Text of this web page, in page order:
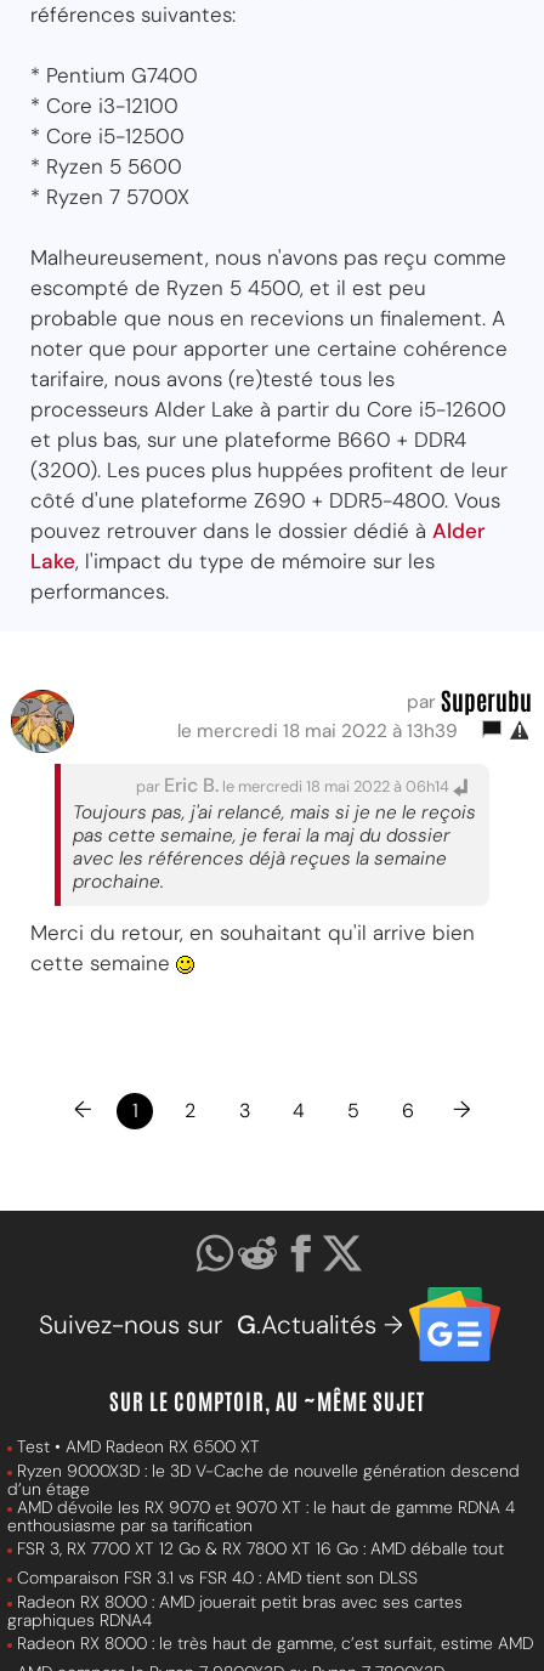
références suivantes:
* Pentium G7400
* Core i3-12100
* Core i5-12500
* Ryzen 5 5600
* Ryzen 7 5700X
Malheureusement, nous n'avons pas reçu comme
escompté de Ryzen 5 4500, et il est peu
probable que nous en recevions un finalement. A
noter que pour apporter une certaine cohérence
tarifaire, nous avons (re)testé tous les
processeurs Alder Lake à partir du Core i5-12600
et plus bas, sur une plateforme B660 + DDR4
(3200). Les puces plus huppées profitent de leur
côté d'une plateforme Z690 + DDR5-4800. Vous
pouvez retrouver dans le dossier dédié à Alder
Lake, l'impact du type de mémoire sur les
performances.
par Superubu
le mercredi 18 mai 2022 à 13h39
par Eric B. le mercredi 18 mai 2022 à 06h14
Toujours pas, j'ai relancé, mais si je ne le reçois
pas cette semaine, je ferai la maj du dossier
avec les références déjà reçues la semaine
prochaine.
Merci du retour, en souhaitant qu'il arrive bien
cette semaine
← 1 2 3 4 5 6 →
Suivez-nous sur G.Actualités →
SUR LE COMPTOIR, AU ~MÊME SUJET
Test • AMD Radeon RX 6500 XT
Ryzen 9000X3D : le 3D V-Cache de nouvelle génération descend
d’un étage
AMD dévoile les RX 9070 et 9070 XT : le haut de gamme RDNA 4
enthousiasme par sa tarification
FSR 3, RX 7700 XT 12 Go & RX 7800 XT 16 Go : AMD déballe tout
Comparaison FSR 3.1 vs FSR 4.0 : AMD tient son DLSS
Radeon RX 8000 : AMD jouerait petit bras avec ses cartes
graphiques RDNA4
Radeon RX 8000 : le très haut de gamme, c’est surfait, estime AMD